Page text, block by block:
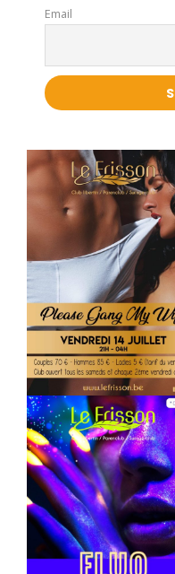
Email